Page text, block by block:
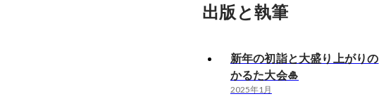
出版と執筆
新年の初詣と大盛り上がりの
かるた大会🎍
2025年1月